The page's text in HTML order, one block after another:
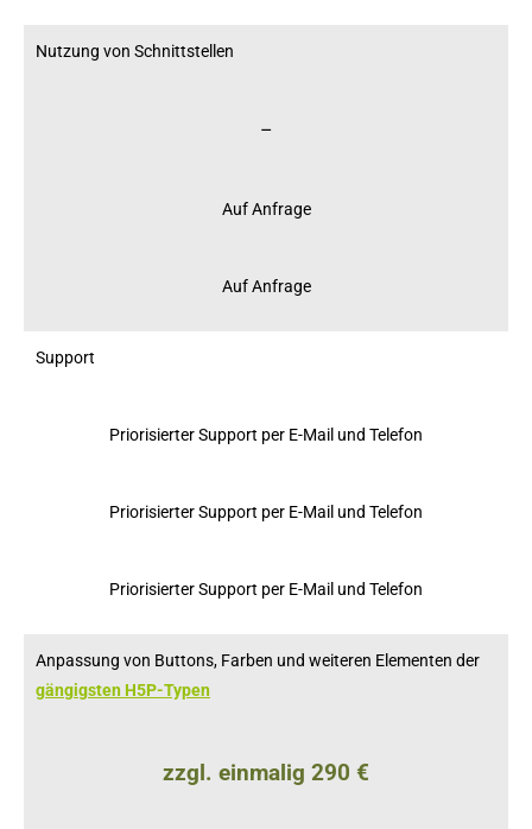
Nutzung von Schnittstellen
–
Auf Anfrage
Auf Anfrage
Support
Priorisierter Support per E-Mail und Telefon
Priorisierter Support per E-Mail und Telefon
Priorisierter Support per E-Mail und Telefon
Anpassung von Buttons, Farben und weiteren Elementen der
gängigsten H5P-Typen
zzgl. einmalig 290 €